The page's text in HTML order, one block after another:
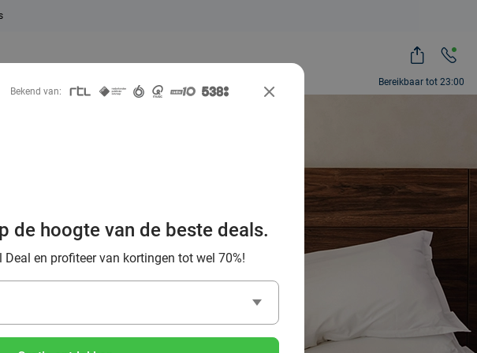
Bereikbaar tot 23:00
hotels van
Deal
Bekend van:
de hoogte van de beste deals.
en profiteer van kortingen tot wel 70%!